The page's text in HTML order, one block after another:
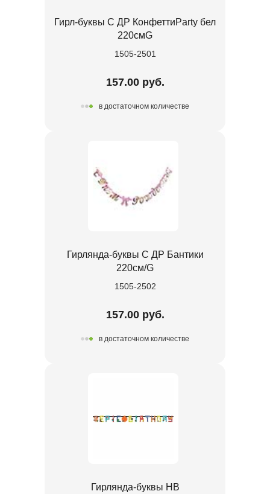
Гирл-буквы С ДР КонфеттиParty бел
220смG
1505-2501
157.00 руб.
в достаточном количестве
Гирлянда-буквы С ДР Бантики
220см/G
1505-2502
157.00 руб.
в достаточном количестве
Гирлянда-буквы HB